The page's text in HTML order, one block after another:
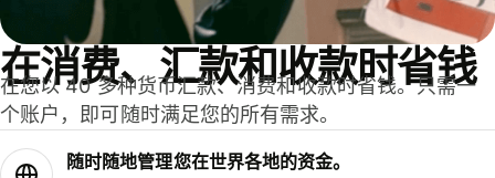
在消费、汇款和收款时省钱
在您以 40 多种货币汇款、消费和收款时省钱。只需一
个账户，即可随时满足您的所有需求。
随时随地管理您在世界各地的资金。